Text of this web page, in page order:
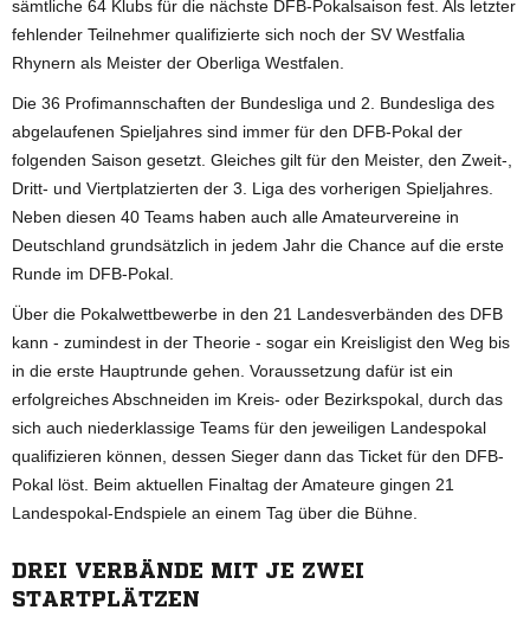
sämtliche 64 Klubs für die nächste DFB-Pokalsaison fest. Als letzter
fehlender Teilnehmer qualifizierte sich noch der SV Westfalia
Rhynern als Meister der Oberliga Westfalen.
Die 36 Profimannschaften der Bundesliga und 2. Bundesliga des
abgelaufenen Spieljahres sind immer für den DFB-Pokal der
folgenden Saison gesetzt. Gleiches gilt für den Meister, den Zweit-,
Dritt- und Viertplatzierten der 3. Liga des vorherigen Spieljahres.
Neben diesen 40 Teams haben auch alle Amateurvereine in
Deutschland grundsätzlich in jedem Jahr die Chance auf die erste
Runde im DFB-Pokal.
Über die Pokalwettbewerbe in den 21 Landesverbänden des DFB
kann - zumindest in der Theorie - sogar ein Kreisligist den Weg bis
in die erste Hauptrunde gehen. Voraussetzung dafür ist ein
erfolgreiches Abschneiden im Kreis- oder Bezirkspokal, durch das
sich auch niederklassige Teams für den jeweiligen Landespokal
qualifizieren können, dessen Sieger dann das Ticket für den DFB-
Pokal löst. Beim aktuellen Finaltag der Amateure gingen 21
Landespokal-Endspiele an einem Tag über die Bühne.
DREI VERBÄNDE MIT JE ZWEI
STARTPLÄTZEN